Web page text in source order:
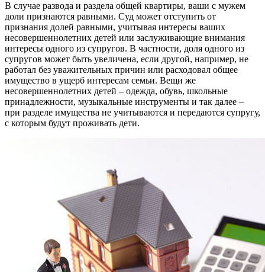
В случае развода и раздела общей квартиры, ваши с мужем
доли признаются равными. Суд может отступить от
признания долей равными, учитывая интересы ваших
несовершеннолетних детей или заслуживающие внимания
интересы одного из супругов. В частности, доля одного из
супругов может быть увеличена, если другой, например, не
работал без уважительных причин или расходовал общее
имущество в ущерб интересам семьи. Вещи же
несовершеннолетних детей – одежда, обувь, школьные
принадлежности, музыкальные инструменты и так далее –
при разделе имущества не учитываются и передаются супругу,
с которым будут проживать дети.